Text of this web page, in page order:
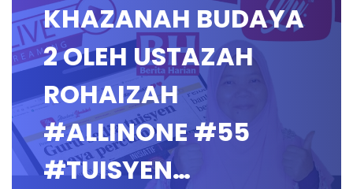
KHAZANAH BUDAYA
2 OLEH USTAZAH
ROHAIZAH
#ALLINONE #55
#TUISYEN…